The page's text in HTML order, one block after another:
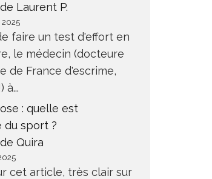
Laurent P.
faire un test d'effort en
le médecin (docteure
de France d'escrime,
à...
: quelle est
du sport ?
Quira
cet article, très clair sur